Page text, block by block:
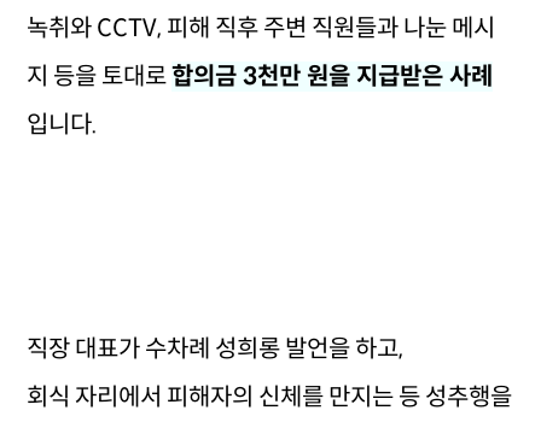
녹취와 CCTV, 피해 직후 주변 직원들과 나눈 메시
지 등을 토대로합의금 3천만 원을 지급받은 사례
입니다.
직장 대표가 수차례 성희롱 발언을 하고,
회식 자리에서 피해자의 신체를 만지는 등 성추행을